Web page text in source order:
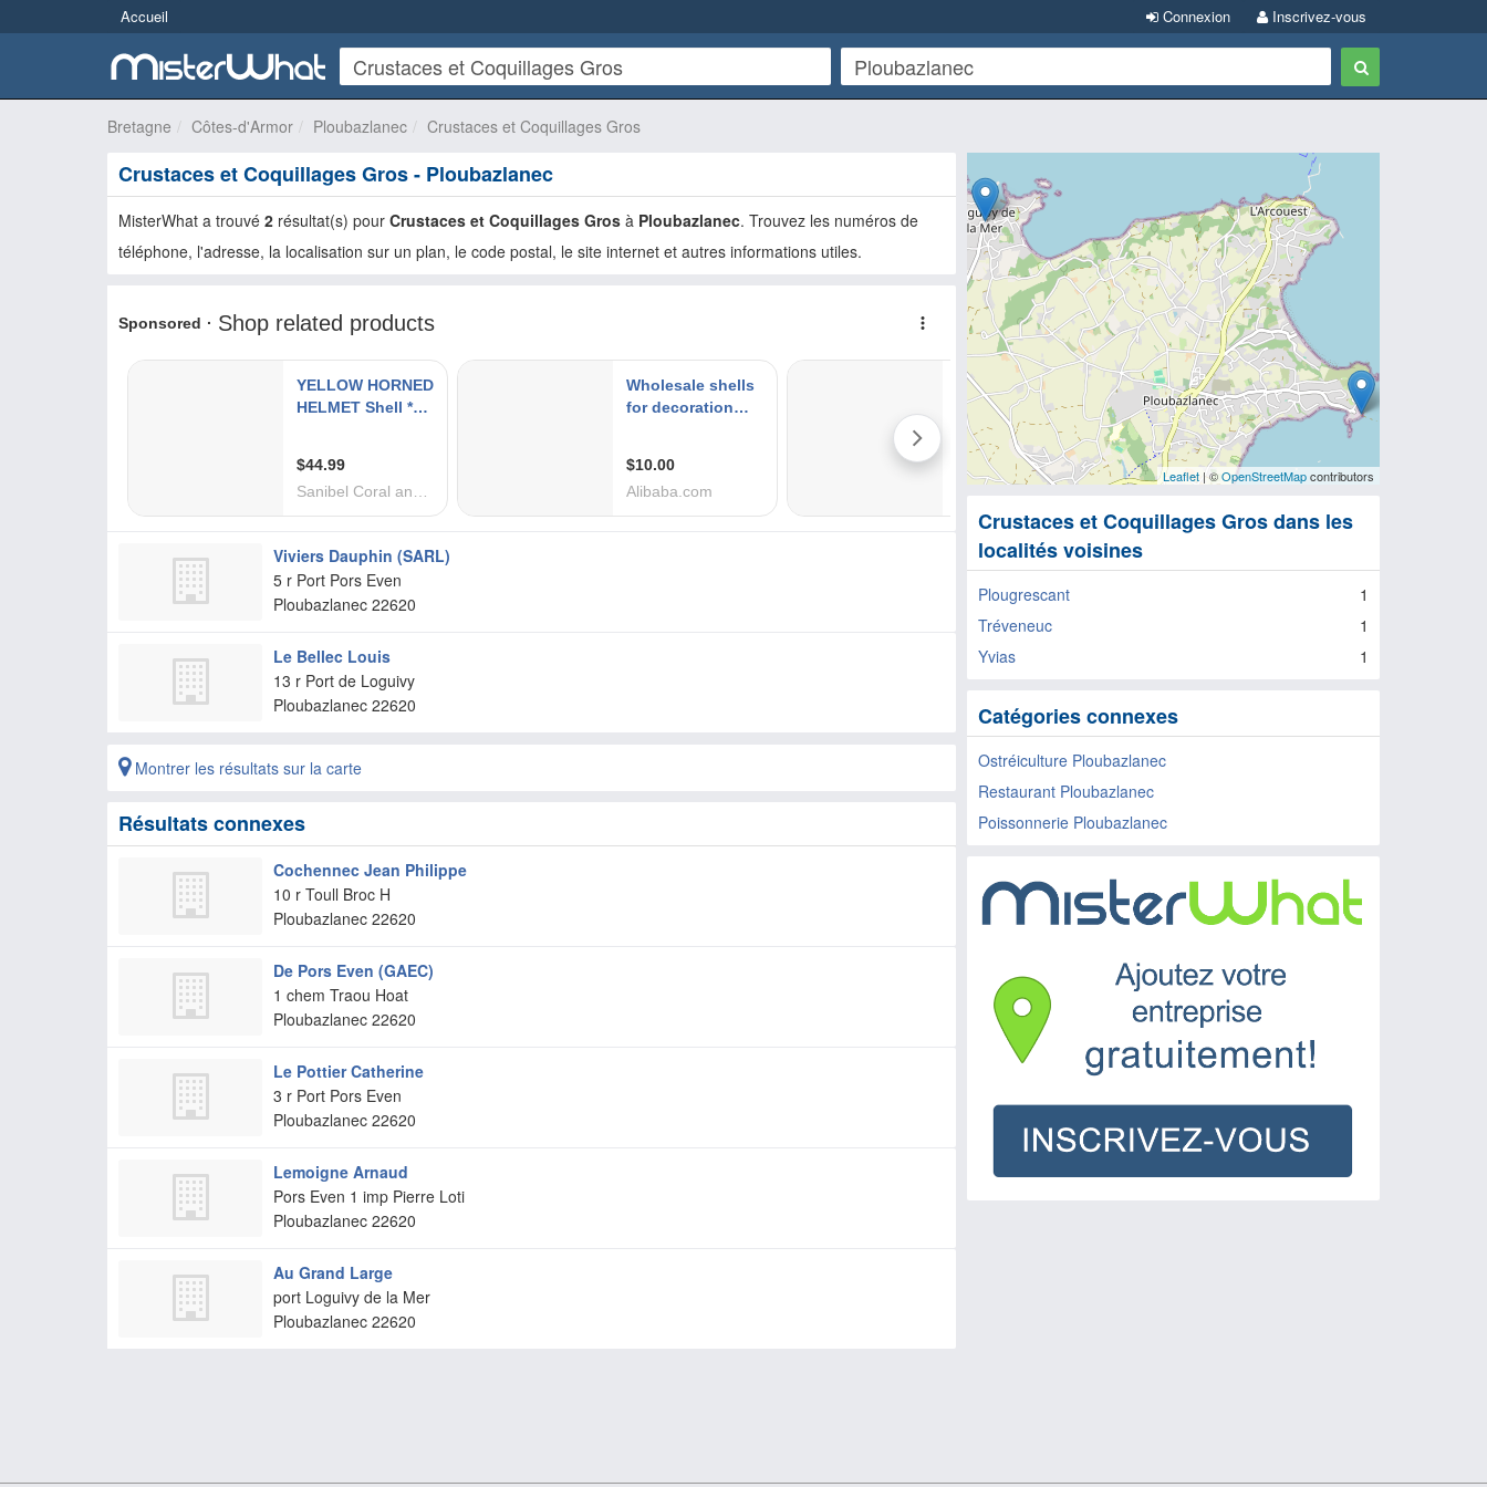
Accueil Inscrivez-vous
Connexion
Bretagne Côtes-d'Armor Ploubazlanec Crustaces et Coquillages Gros
Crustaces et Coquillages Gros - Ploubazlanec
MisterWhat a trouvé 2 résultat(s) pour Crustaces et Coquillages Gros à Ploubazlanec. Trouvez les numéros de
téléphone, l'adresse, la localisation sur un plan, le code postal, le site internet et autres informations utiles.
Viviers Dauphin (SARL)
5 r Port Pors Even
Ploubazlanec 22620
Le Bellec Louis
13 r Port de Loguivy
Ploubazlanec 22620
Montrer les résultats sur la carte
Résultats connexes
Cochennec Jean Philippe
10 r Toull Broc H
Ploubazlanec 22620
De Pors Even (GAEC)
1 chem Traou Hoat
Ploubazlanec 22620
Le Pottier Catherine
3 r Port Pors Even
Ploubazlanec 22620
Lemoigne Arnaud
Pors Even 1 imp Pierre Loti
Ploubazlanec 22620
Au Grand Large
port Loguivy de la Mer
Ploubazlanec 22620
Leaflet| ©OpenStreetMapcontributors
Crustaces et Coquillages Gros dans les
localités voisines
Plougrescant
1
Tréveneuc
1
Yvias
1
Catégories connexes
Ostréiculture Ploubazlanec
Restaurant Ploubazlanec
Poissonnerie Ploubazlanec